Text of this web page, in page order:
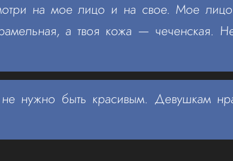
на мое лицо и на свое. Мое лицо
а твоя кожа — чеченская.
нужно быть красивым. Девушкам